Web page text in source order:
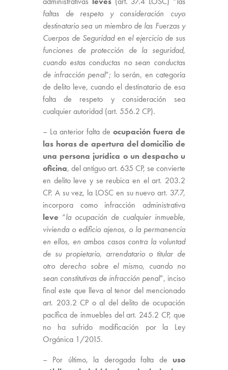
faltas de respeto y consideración cuyo
destinatario sea un miembro de las Fuerzas y
Cuerpos de Seguridad en el ejercicio de sus
funciones de protección de la seguridad,
cuando estas conductas no sean conductas
de infracción penal”; lo serán, en categoría
de delito leve, cuando el destinatario de esa
falta de respeto y consideración sea
cualquier autoridad (art. 556.2 CP).
– La anterior falta de ocupación fuera de
las horas de apertura del domicilio de
una persona jurídica o un despacho u
oficina, del antiguo art. 635 CP, se convierte
en delito leve y se reubica en el art. 203.2
CP. A su vez, la LOSC en su nuevo art. 37.7,
incorpora como infracción administrativa
leve “la ocupación de cualquier inmueble,
vivienda o edificio ajenos, o la permanencia
en ellos, en ambos casos contra la voluntad
de su propietario, arrendatario o titular de
otro derecho sobre el mismo, cuando no
sean constitutivas de infracción penal”, inciso
final este que lleva al tenor del mencionado
art. 203.2 CP o al del delito de ocupación
pacífica de inmuebles del art. 245.2 CP, que
no ha sufrido modificación por la Ley
Orgánica 1/2015.
– Por último, la derogada falta de uso